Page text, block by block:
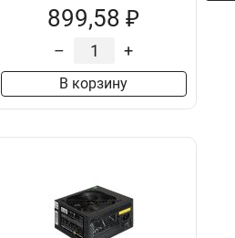
899,58 ₽
– +
В корзину